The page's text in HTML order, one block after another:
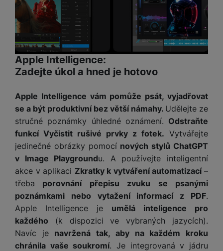
ít
č
o
v
é
t
o
l
y
H
e
r
n
í
k
á
v
e
u
d
i
o
-
d
e
o
k
a
b
e
y
z
ří
z
e
ní
o
w
e
r
b
a
n
y
s
r
y
c
hl
b
a
e
ri
e
sl
u
š
e
n
st
ví
r
o
a
o
Apple Intelligence:
Zadejte úkol a hned je hotovo
Apple Intelligence vám pomůže psát, vyjadřovat
se a být produktivní bez větší námahy. Udělejte ze
stručné poznámky úhledné oznámení. Odstraňte
funkcí Vyčistit rušivé prvky z fotek. Vytvářejte
jedinečné obrázky pomocí nových stylů ChatGPT
v Image Playgroundu. A používejte inteligentní
akce v aplikaci Zkratky k vytváření automatizací–
třeba porovnání přepisu zvuku se psanými
poznámkami nebo vytažení informací z PDF.
Apple Intelligence je umělá inteligence pro
každého (k dispozici ve vybraných jazycích).
Navíc je navržená tak, aby na každém kroku
chránila vaše soukromí. Je integrovaná v jádru